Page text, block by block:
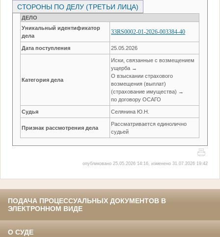
СТОРОНЫ ПО ДЕЛУ (ТРЕТЬИ ЛИЦА)
ДЕЛО
Уникальный идентификатор
дела
33RS0002-01-2026-003384-40
Дата поступления 25.05.2026
Категория дела
Иски, связанные с возмещением
ущерба →
О взыскании страхового
возмещения (выплат)
(страхование имущества) →
по договору ОСАГО
Судья Селянина Ю.Н.
Признак рассмотрения дела
Рассматривается единолично
судьей
опубликовано 25.05.2026 14:16, изменено 31.07.2026 19:42
ПОДАЧА ПРОЦЕССУАЛЬНЫХ ДОКУМЕНТОВ В
ЭЛЕКТРОННОМ ВИДЕ
О СУДЕ